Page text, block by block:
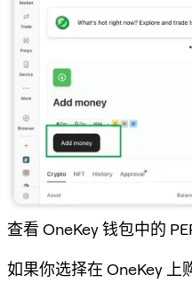
查看 OneKey 钱包中的
如果你选择在 OneKey 上